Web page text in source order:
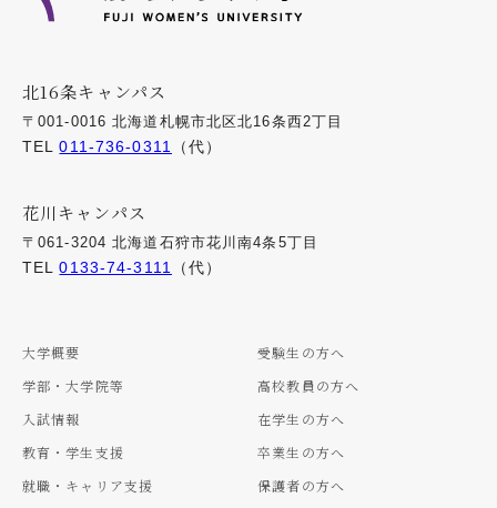
北16条キャンパス
〒001-0016 北海道札幌市北区北16条西2丁目
TEL011-736-0311 （代）
花川キャンパス
〒061-3204 北海道石狩市花川南4条5丁目
TEL0133-74-3111 （代）
大学概要
学部・大学院等
入試情報
教育・学生支援
就職・キャリア支援
受験生の方へ
高校教員の方へ
在学生の方へ
卒業生の方へ
保護者の方へ